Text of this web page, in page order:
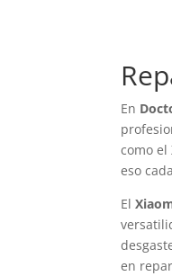
En
como
eso
El
en